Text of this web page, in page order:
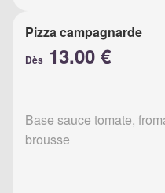
Pizza campagnarde
Dès 13.00 €
Base sauce tomate,
brousse